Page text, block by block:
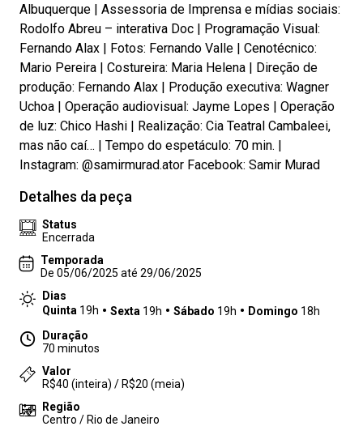
Albuquerque | Assessoria de Imprensa e mídias sociais:
Rodolfo Abreu – interativa Doc | Programação Visual:
Fernando Alax | Fotos: Fernando Valle | Cenotécnico:
Mario Pereira | Costureira: Maria Helena | Direção de
produção: Fernando Alax | Produção executiva: Wagner
Uchoa | Operação audiovisual: Jayme Lopes | Operação
de luz: Chico Hashi | Realização: Cia Teatral Cambaleei,
mas não caí… | Tempo do espetáculo: 70 min. |
Instagram: @samirmurad.ator Facebook: Samir Murad
Detalhes da peça
Status
Encerrada
Temporada
De 05/06/2025 até 29/06/2025
Dias
Quinta 19h Sexta 19h Sábado 19h Domingo 18h
Duração
70 minutos
Valor
R$40 (inteira) / R$20 (meia)
Região
Centro / Rio de Janeiro